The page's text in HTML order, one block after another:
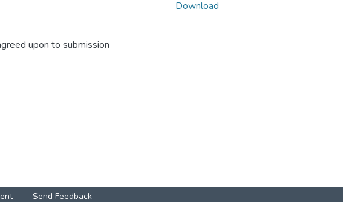
upon to submission
Download
Send Feedback